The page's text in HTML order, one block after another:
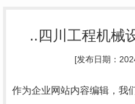
..四川工程机械
[发布日期：
作为企业网站内容编辑，我